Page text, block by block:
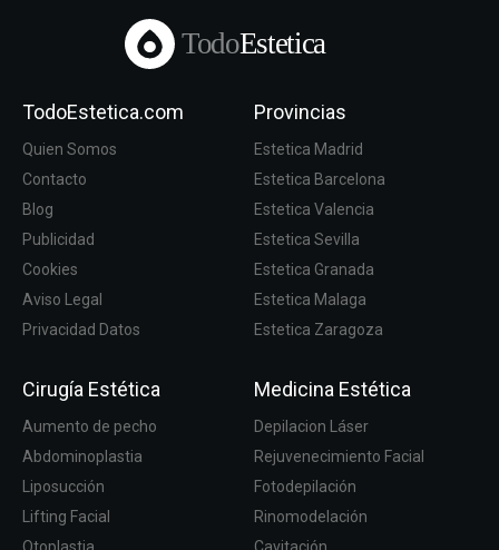
TodoEstetica
TodoEstetica.com
Quien Somos
Contacto
Blog
Publicidad
Cookies
Aviso Legal
Privacidad Datos
Provincias
Estetica Madrid
Estetica Barcelona
Estetica Valencia
Estetica Sevilla
Estetica Granada
Estetica Malaga
Estetica Zaragoza
Cirugía Estética
Aumento de pecho
Abdominoplastia
Liposucción
Lifting Facial
Medicina Estética
Depilacion Láser
Rejuvenecimiento Facial
Fotodepilación
Rinomodelación